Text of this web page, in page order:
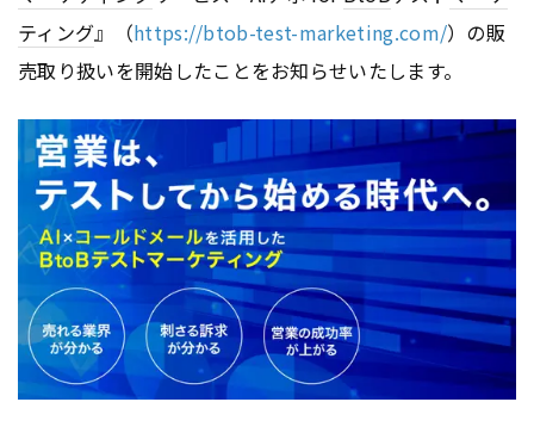
ティング』（https://btob-test-marketing.com/）の販
売取り扱いを開始したことをお知らせいたします。